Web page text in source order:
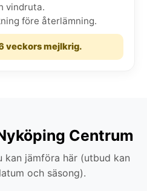
vindruta.
före återlämning.
veckors mejlkrig.
Centrum
kan jämföra här (utbud kan
och säsong).